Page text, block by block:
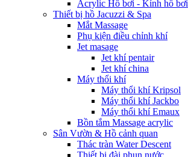
Acrylic Hồ bơi - Kính hồ bơi
Thiết bị hồ Jacuzzi & Spa
Mắt Massage
Phụ kiện điều chỉnh khí
Jet masage
Jet khí pentair
Jet khí china
Máy thổi khí
Máy thổi khí Kripsol
Máy thổi khí Jackbo
Máy thổi khí Emaux
Bồn tắm Massage acrylic
Sân Vườn & Hồ cảnh quan
Thác tràn Water Descent
Thiết bị đài phun nước